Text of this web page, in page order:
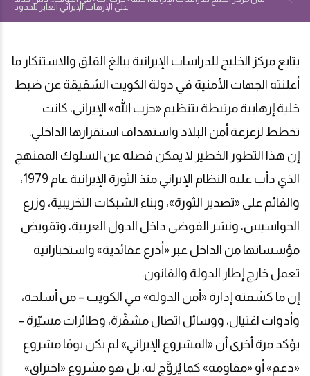
على الإرهاب الإيراني العابر للحدود
يتابع مركز الخليج للدراسات الإيرانية ببالغ القلق والاستنكار ما
أعلنته الجهات الأمنية في دولة الكويت الشقيقة عن ضبط
خلية إرهابية مرتبطة بتنظيم «حزب الله» الإيراني، كانت
تخطط لزعزعة أمن البلاد واستهداف استقرارها الداخلي.
إن هذا التطور الخطير لا يمكن فصله عن السلوك الممنهج
الذي دأب عليه النظام الإيراني منذ الثورة الإيرانية عام 1979،
والقائم على «تصدير الثورة»، وبناء الشبكات التخريبية، وزرع
الجواسيس، ونشر الفوضى داخل الدول العربية، وتقويض
مؤسساتها من الداخل عبر «أذرع عقائدية» واستخباراتية
تعمل خارج إطار الدولة والقانون.
إن ما كشفته إدارة «أمن الدولة» في الكويت – من أسلحة،
وأدوات اغتيال، ووسائل اتصال مشفّرة، وطائرات مسيّرة –
يؤكد مرة أخرى أن «المشروع الإيراني» لم يكن يومًا مشروع
«دعم» أو «مقاومة» كما يُروَّج له، بل هو مشروع «اختراق»